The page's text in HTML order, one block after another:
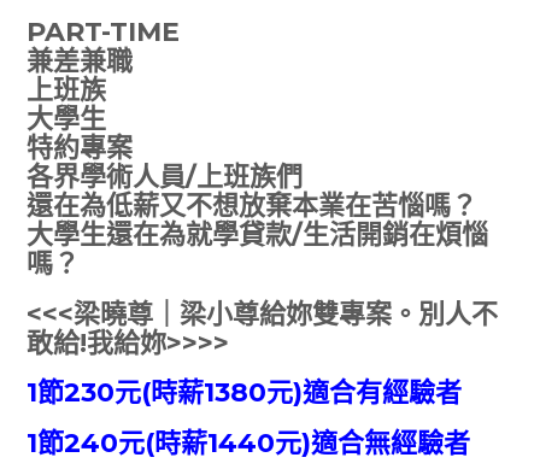
PART-TIME
兼差兼職
上班族
大學生
特約專案
各界學術人員/上班族們
還在為低薪又不想放棄本業在苦惱嗎？
大學生還在為就學貸款/生活開銷在煩惱
嗎？
<<<梁曉尊｜梁小尊給妳雙專案。別人不
敢給!我給妳>>>>
1節230元(時薪1380元)適合有經驗者
1節240元(時薪1440元)適合無經驗者